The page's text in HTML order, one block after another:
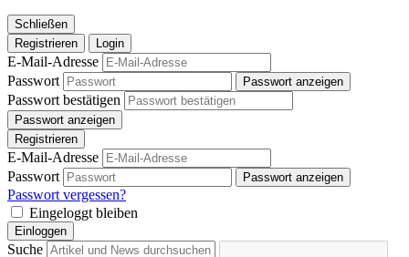
Schließen
Registrieren
Login
E-Mail-Adresse
Passwort
Passwort anzeigen
Passwort bestätigen
Passwort anzeigen
Registrieren
E-Mail-Adresse
Passwort
Passwort anzeigen
Passwort vergessen?
Eingeloggt bleiben
Einloggen
Suche